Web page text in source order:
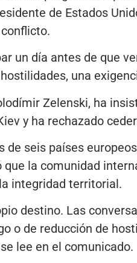
de Estados
un día antes de que
una
Zelenski, ha
y ha rechazado
seis países
que la comunidad
integridad territorial.
destino. Las
o de reducción de
lee en el comunicado.